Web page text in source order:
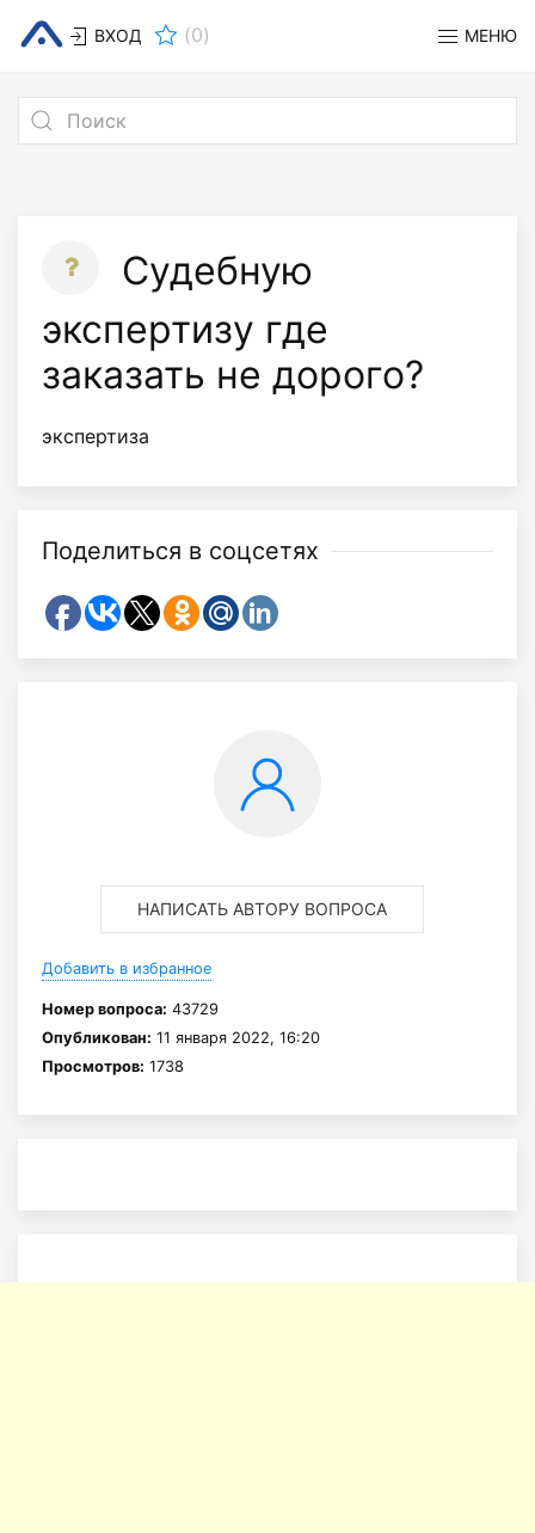
ВХОД (0) МЕНЮ
Судебную
экспертизу где
заказать не дорого?
экспертиза
Поделиться в соцсетях
НАПИСАТЬ АВТОРУ ВОПРОСА
Добавить в избранное
Номер вопроса: 43729
Опубликован: 11 января 2022, 16:20
Просмотров: 1738